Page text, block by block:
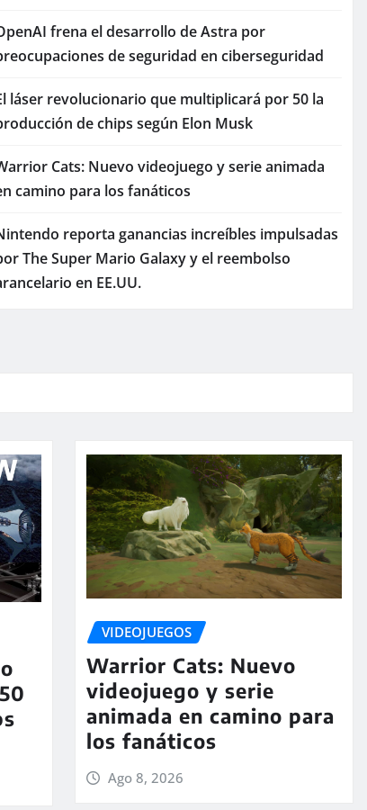
frena el desarrollo de Astra por
de seguridad en ciberseguridad
láser revolucionario que multiplicará por 50 la
de chips según Elon Musk
Cats: Nuevo videojuego y serie animada
camino para los fanáticos
reporta ganancias increíbles impulsadas
The Super Mario Galaxy y el reembolso
en EE.UU.
VIDEOJUEGOS
Warrior Cats: Nuevo
videojuego y serie
animada en camino para
los fanáticos
Ago 8, 2026